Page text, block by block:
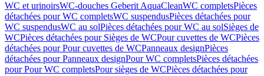
WC et urinoirsWC-douches Geberit AquaCleanWC completsPièces
détachées pour WC completsWC suspendusPièces détachées pour
WC suspendusWC au solPièces détachées pour WC au solSièges de
WCPièces détachées pour Sièges de WCPour cuvettes de WCPièces
détachées pour Pour cuvettes de WCPanneaux designPièces
détachées pour Panneaux designPour WC completsPièces détachées
pour Pour WC completsPour sièges de WCPièces détachées pour